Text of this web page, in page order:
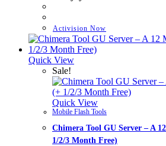
Activision Now
Quick View
Sale!
Quick View
Mobile Flash Tools
Chimera Tool GU Server – A
1/2/3 Month Free)